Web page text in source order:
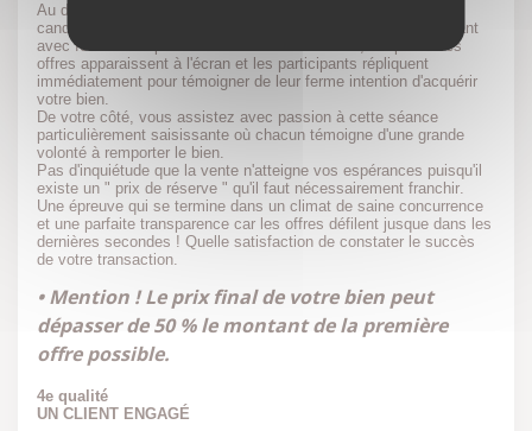
Au déclenchement du chrono " 36 heures immo ", tous les
candidats manifestent la plus grande attention tout en observant
avec fébrilité les premières enchères. Très vite, les premières
offres apparaissent à l'écran et les participants répliquent
immédiatement pour témoigner de leur ferme intention d'acquérir
votre bien.
De votre côté, vous assistez avec passion à cette séance
particulièrement saisissante où chacun témoigne d'une grande
volonté à remporter le bien.
Pas d'inquiétude que la vente n'atteigne vos espérances puisqu'il
existe un " prix de réserve " qu'il faut nécessairement franchir.
Une épreuve qui se termine dans un climat de saine concurrence
et une parfaite transparence car les offres défilent jusque dans les
dernières secondes ! Quelle satisfaction de constater le succès
de votre transaction.
• Mention ! Le prix final de votre bien peut
dépasser de 50 % le montant de la première
offre possible.
4e qualité
UN CLIENT ENGAGÉ